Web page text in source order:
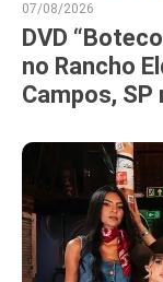
07/08/2026
DVD
no Rancho
Campos,